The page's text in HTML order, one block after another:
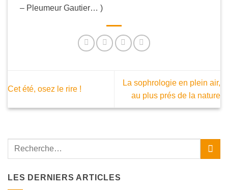
– Pleumeur Gautier… )
Cet été, osez le rire !
La sophrologie en plein air,
au plus prés de la nature
LES DERNIERS ARTICLES